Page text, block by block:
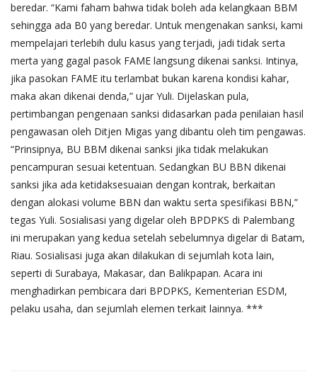
beredar. “Kami faham bahwa tidak boleh ada kelangkaan BBM
sehingga ada B0 yang beredar. Untuk mengenakan sanksi, kami
mempelajari terlebih dulu kasus yang terjadi, jadi tidak serta
merta yang gagal pasok FAME langsung dikenai sanksi. Intinya,
jika pasokan FAME itu terlambat bukan karena kondisi kahar,
maka akan dikenai denda,” ujar Yuli. Dijelaskan pula,
pertimbangan pengenaan sanksi didasarkan pada penilaian hasil
pengawasan oleh Ditjen Migas yang dibantu oleh tim pengawas.
“Prinsipnya, BU BBM dikenai sanksi jika tidak melakukan
pencampuran sesuai ketentuan. Sedangkan BU BBN dikenai
sanksi jika ada ketidaksesuaian dengan kontrak, berkaitan
dengan alokasi volume BBN dan waktu serta spesifikasi BBN,”
tegas Yuli. Sosialisasi yang digelar oleh BPDPKS di Palembang
ini merupakan yang kedua setelah sebelumnya digelar di Batam,
Riau. Sosialisasi juga akan dilakukan di sejumlah kota lain,
seperti di Surabaya, Makasar, dan Balikpapan. Acara ini
menghadirkan pembicara dari BPDPKS, Kementerian ESDM,
pelaku usaha, dan sejumlah elemen terkait lainnya. ***